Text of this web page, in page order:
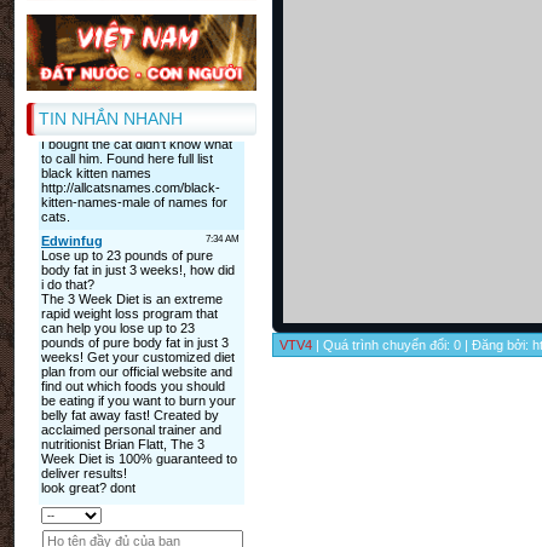
TIN NHẮN NHANH
VTV4| Quá trình chuyển đổi: 0 | Đăng bởi: